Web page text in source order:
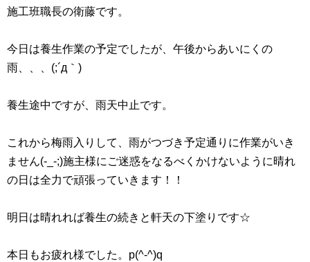
施工班職長の衛藤です。
今日は養生作業の予定でしたが、午後からあいにくの
雨、、、(;´д｀)
養生途中ですが、雨天中止です。
これから梅雨入りして、雨がつづき予定通りに作業がいき
ません(-_-;)施主様にご迷惑をなるべくかけないように晴れ
の日は全力で頑張っていきます！！
明日は晴れれば養生の続きと軒天の下塗りです☆
本日もお疲れ様でした。p(^-^)q